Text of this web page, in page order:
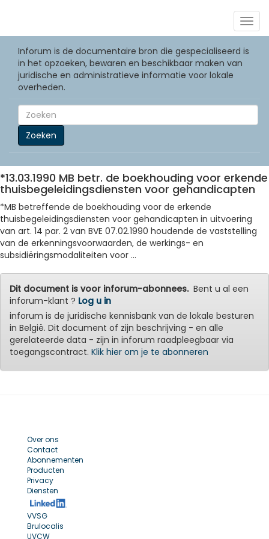
Inforum is de documentaire bron die gespecialiseerd is
in het opzoeken, bewaren en beschikbaar maken van
juridische en administratieve informatie voor lokale
overheden.
Zoeken
*13.03.1990 MB betr. de boekhouding voor erkende
thuisbegeleidingsdiensten voor gehandicapten
*MB betreffende de boekhouding voor de erkende
thuisbegeleidingsdiensten voor gehandicapten in uitvoering
van art. 14 par. 2 van BVE 07.02.1990 houdende de vaststelling
van de erkenningsvoorwaarden, de werkings- en
subsidiëringsmodaliteiten voor ...
Dit document is voor inforum-abonnees.Bent u al een
inforum-klant ? Log u in
inforum is de juridische kennisbank van de lokale besturen
in België. Dit document of zijn beschrijving - en alle
gerelateerde data - zijn in inforum raadpleegbaar via
toegangscontract. Klik hier om je te abonneren
Over ons
Contact
Abonnementen
Producten
Privacy
Diensten
VVSG
Brulocalis
UVCW